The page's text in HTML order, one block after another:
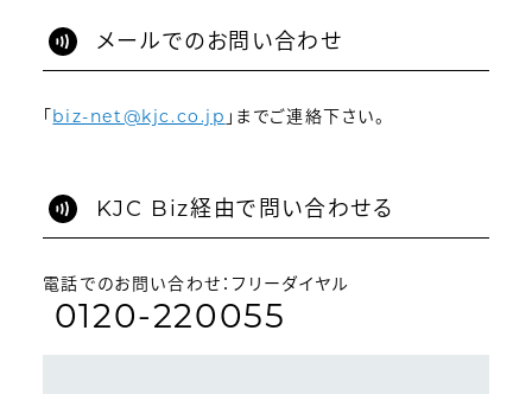
メールでのお問い合わせ
「biz-net@kjc.co.jp 」までご連絡下さい。
KJC Biz経由で問い合わせる
電話でのお問い合わせ：フリーダイヤル
0120-220055